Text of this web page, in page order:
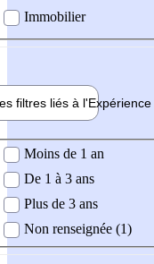
Immobilier
filtres liés à l'Expérience
demandée
Moins de 1 an
De 1 à 3 ans
Plus de 3 ans
Non renseignée (1)